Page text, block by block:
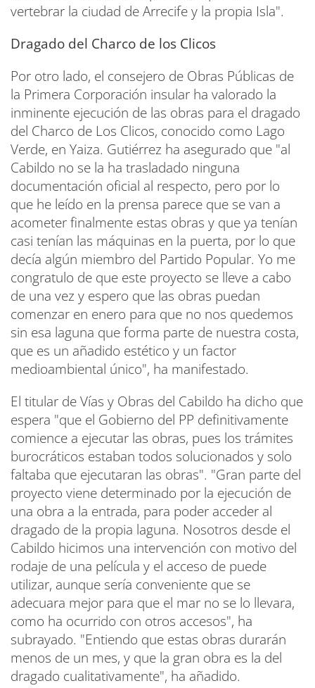
vertebrar la ciudad de Arrecife y la propia Isla".
Dragado del Charco de los Clicos
Por otro lado, el consejero de Obras Públicas de
la Primera Corporación insular ha valorado la
inminente ejecución de las obras para el dragado
del Charco de Los Clicos, conocido como Lago
Verde, en Yaiza. Gutiérrez ha asegurado que "al
Cabildo no se la ha trasladado ninguna
documentación oficial al respecto, pero por lo
que he leído en la prensa parece que se van a
acometer finalmente estas obras y que ya tenían
casi tenían las máquinas en la puerta, por lo que
decía algún miembro del Partido Popular. Yo me
congratulo de que este proyecto se lleve a cabo
de una vez y espero que las obras puedan
comenzar en enero para que no nos quedemos
sin esa laguna que forma parte de nuestra costa,
que es un añadido estético y un factor
medioambiental único", ha manifestado.
El titular de Vías y Obras del Cabildo ha dicho que
espera "que el Gobierno del PP definitivamente
comience a ejecutar las obras, pues los trámites
burocráticos estaban todos solucionados y solo
faltaba que ejecutaran las obras". "Gran parte del
proyecto viene determinado por la ejecución de
una obra a la entrada, para poder acceder al
dragado de la propia laguna. Nosotros desde el
Cabildo hicimos una intervención con motivo del
rodaje de una película y el acceso de puede
utilizar, aunque sería conveniente que se
adecuara mejor para que el mar no se lo llevara,
como ha ocurrido con otros accesos", ha
subrayado. "Entiendo que estas obras durarán
menos de un mes, y que la gran obra es la del
dragado cualitativamente", ha añadido.